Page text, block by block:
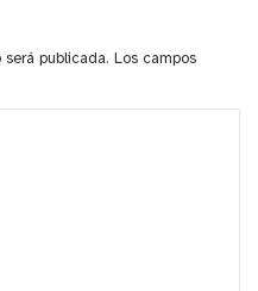
publicada. Los campos